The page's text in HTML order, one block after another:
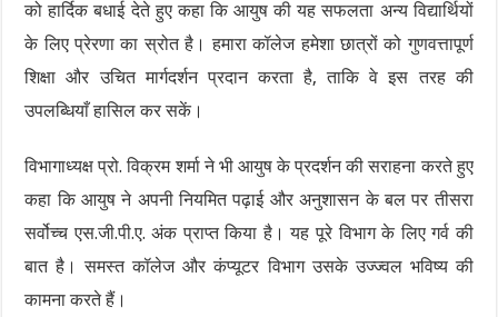
को हार्दिक बधाई देते हुए कहा कि आयुष की यह सफलता अन्य विद्यार्थियों
के लिए प्रेरणा का स्रोत है। हमारा कॉलेज हमेशा छात्रों को गुणवत्तापूर्ण
शिक्षा और उचित मार्गदर्शन प्रदान करता है, ताकि वे इस तरह की
उपलब्धियाँ हासिल कर सकें।
विभागाध्यक्ष प्रो. विक्रम शर्मा ने भी आयुष के प्रदर्शन की सराहना करते हुए
कहा कि आयुष ने अपनी नियमित पढ़ाई और अनुशासन के बल पर तीसरा
सर्वोच्च एस.जी.पी.ए. अंक प्राप्त किया है। यह पूरे विभाग के लिए गर्व की
बात है। समस्त कॉलेज और कंप्यूटर विभाग उसके उज्ज्वल भविष्य की
कामना करते हैं।